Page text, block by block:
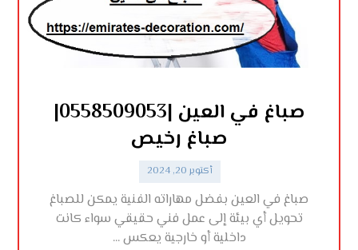
صباغ في العين |0558509053|
صباغ رخيص
أكتوبر 20, 2024
صباغ في العين بفضل مهاراته الفنية يمكن للصباغ
تحويل أي بيئة إلى عمل فني حقيقي سواء كانت
داخلية أو خارجية يعكس ...